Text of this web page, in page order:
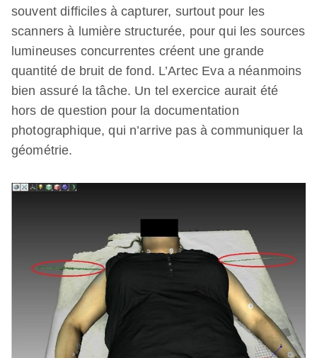
souvent difficiles à capturer, surtout pour les
scanners à lumière structurée, pour qui les sources
lumineuses concurrentes créent une grande
quantité de bruit de fond. L’Artec Eva a néanmoins
bien assuré la tâche. Un tel exercice aurait été
hors de question pour la documentation
photographique, qui n’arrive pas à communiquer la
géométrie.